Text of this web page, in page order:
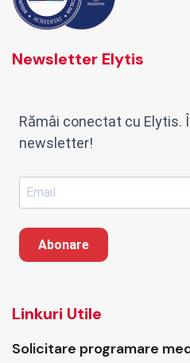
Newsletter Elytis
Rămâi conectat cu Elytis.
newsletter!
Abonare
Linkuri Utile
Solicitare programare